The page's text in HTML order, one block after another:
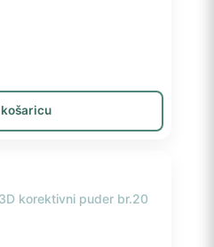
košaricu